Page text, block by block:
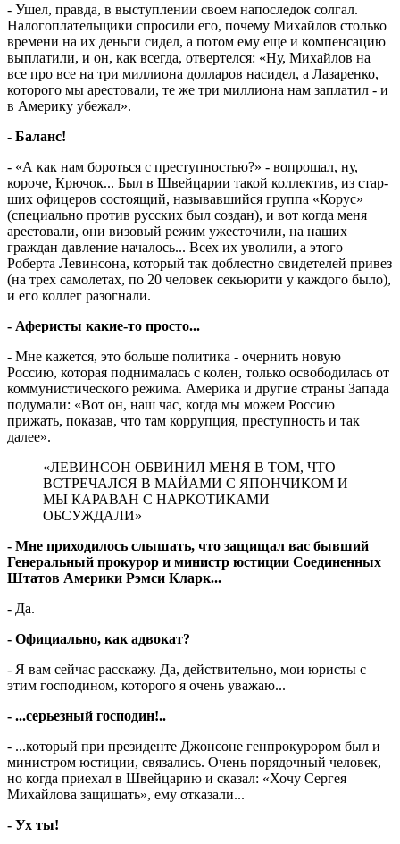
- Ушел, правда, в выступлении своем напоследок солгал.
Нало­го­плательщики спросили его, почему Михайлов столько
времени на их деньги сидел, а потом ему еще и компенсацию
выплатили, и он, как всегда, отвертелся: «Ну, Михайлов на
все про все на три миллиона долларов насидел, а Лазаренко,
которого мы арестовали, те же три миллиона нам заплатил - и
в Америку убежал».
- Баланс!
- «А как нам бороться с преступностью?» - вопрошал, ну,
короче, Крючок... Был в Швейцарии такой коллектив, из стар­
ших офицеров состоящий, называ­вший­ся группа «Корус»
(специально против русских был создан), и вот когда меня
арестовали, они визовый режим ужесточили, на наших
граждан давление началось... Всех их уволили, а этого
Роберта Левинсона, который так доблестно свидетелей привез
(на трех самолетах, по 20 человек секьюрити у каждого было),
и его коллег разогнали.
- Аферисты какие-то просто...
- Мне кажется, это больше политика - очернить новую
Россию, которая поднималась с колен, только освободилась от
коммунистического режима. Америка и другие страны Запада
подумали: «Вот он, наш час, когда мы можем Россию
прижать, показав, что там коррупция, преступность и так
далее».
«ЛЕВИНСОН ОБВИНИЛ МЕНЯ В ТОМ, ЧТО
ВСТРЕЧАЛСЯ В МАЙАМИ С ЯПОНЧИКОМ И
МЫ КАРАВАН С НАРКОТИКАМИ
ОБСУЖДАЛИ»
- Мне приходилось слышать, что защищал вас бывший
Генеральный прокурор и министр юстиции Соединенных
Штатов Америки Рэмси Кларк...
- Да.
- Официально, как адвокат?
- Я вам сейчас расскажу. Да, действительно, мои юристы с
этим господином, которого я очень уважаю...
- ...серьезный господин!..
- ...который при президенте Джонсоне генпрокурором был и
ми­нистром юстиции, связались. Очень порядочный человек,
но когда приехал в Швей­царию и сказал: «Хочу Сергея
Михайлова защищать», ему отказали...
- Ух ты!